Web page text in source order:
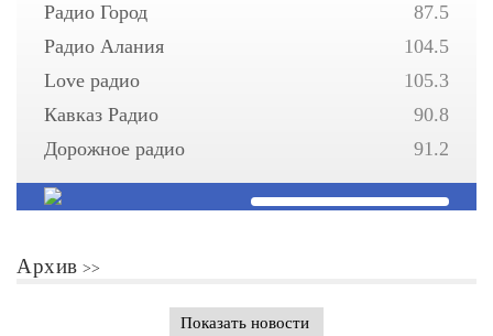
Радио Город
87.5
Радио Алания
104.5
Love радио
105.3
Кавказ Радио
90.8
Дорожное радио
91.2
Архив
Показать новости